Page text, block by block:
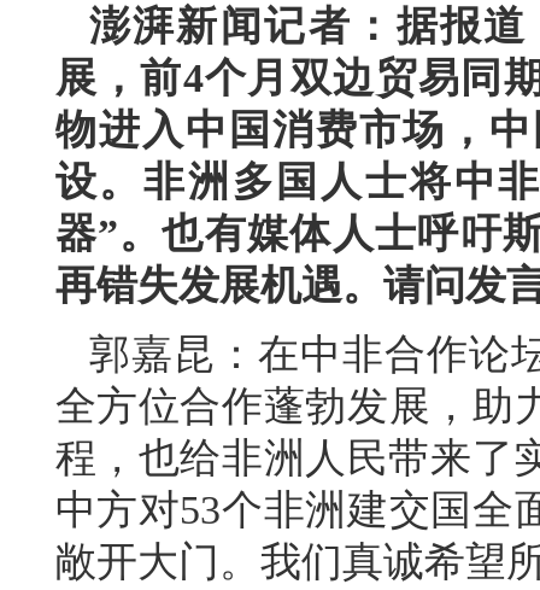
澎湃新闻记者：据报
展，前4个月双边贸易同
物进入中国消费市场，
设。非洲多国人士将中
器”。也有媒体人士呼吁
再错失发展机遇。请问发
郭嘉昆：在中非合作论
全方位合作蓬勃发展，助
程，也给非洲人民带来了
中方对53个非洲建交国全
敞开大门。我们真诚希望